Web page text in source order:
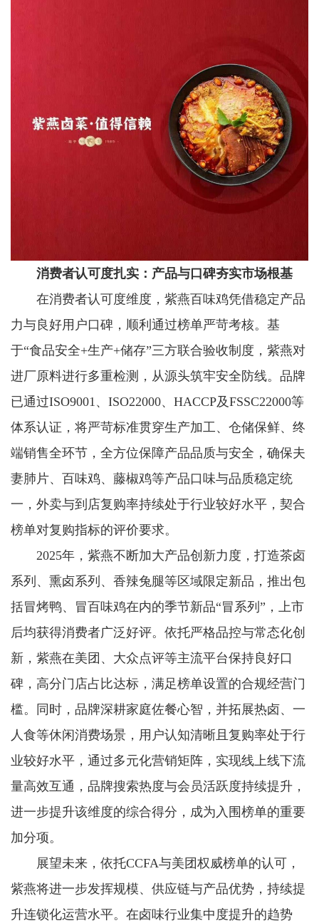
消费者认可度扎实：产品与口碑夯实市场根基
在消费者认可度维度，紫燕百味鸡凭借稳定产品
力与良好用户口碑，顺利通过榜单严苛考核。基
于“食品安全+生产+储存”三方联合验收制度，紫燕对
进厂原料进行多重检测，从源头筑牢安全防线。品牌
已通过ISO9001、ISO22000、HACCP及FSSC22000等
体系认证，将严苛标准贯穿生产加工、仓储保鲜、终
端销售全环节，全方位保障产品品质与安全，确保夫
妻肺片、百味鸡、藤椒鸡等产品口味与品质稳定统
一，外卖与到店复购率持续处于行业较好水平，契合
榜单对复购指标的评价要求。
2025年，紫燕不断加大产品创新力度，打造茶卤
系列、熏卤系列、香辣兔腿等区域限定新品，推出包
括冒烤鸭、冒百味鸡在内的季节新品“冒系列”，上市
后均获得消费者广泛好评。依托严格品控与常态化创
新，紫燕在美团、大众点评等主流平台保持良好口
碑，高分门店占比达标，满足榜单设置的合规经营门
槛。同时，品牌深耕家庭佐餐心智，并拓展热卤、一
人食等休闲消费场景，用户认知清晰且复购率处于行
业较好水平，通过多元化营销矩阵，实现线上线下流
量高效互通，品牌搜索热度与会员活跃度持续提升，
进一步提升该维度的综合得分，成为入围榜单的重要
加分项。
展望未来，依托CCFA与美团权威榜单的认可，
紫燕将进一步发挥规模、供应链与产品优势，持续提
升连锁化运营水平。在卤味行业集中度提升的趋势